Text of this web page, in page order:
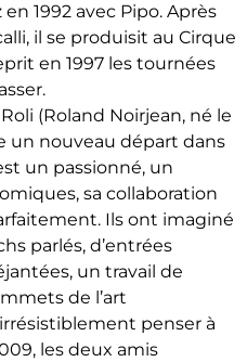
1992 avec Pipo. Après
il se produisit au Cirque
en 1997 les tournées
(Roland Noirjean, né le
un nouveau départ dans
un passionné, un
sa collaboration
Ils ont imaginé
parlés, d’entrées
un travail de
de l’art
penser à
les deux amis